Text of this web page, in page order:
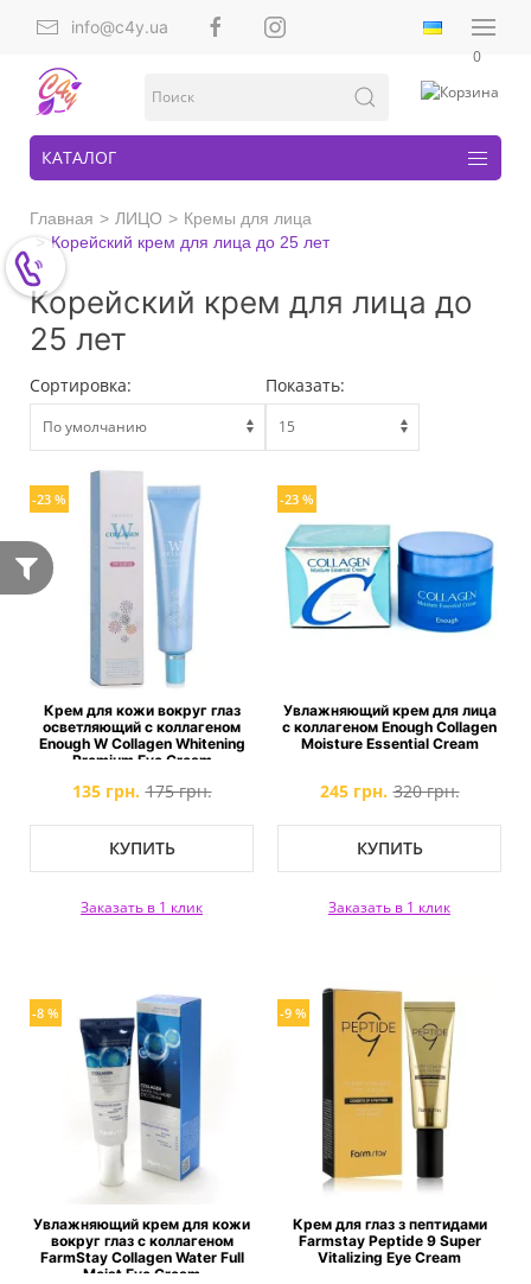
info@c4y.ua
0
КАТАЛОГ
Главная ЛИЦО
Кремы для лица
Корейский крем для лица до 25 лет
Корейский крем для лица до
25 лет
Сортировка: Показать:
-23 %
Крем для кожи вокруг глаз
осветляющий с коллагеном
Enough W Collagen Whitening
Premium Eye Cream
135 грн. 175 грн.
КУПИТЬ
Заказать в 1 клик
-23 %
Увлажняющий крем для лица
с коллагеном Enough Collagen
Moisture Essential Cream
245 грн. 320 грн.
КУПИТЬ
Заказать в 1 клик
-8 %
Увлажняющий крем для кожи
вокруг глаз с коллагеном
FarmStay Collagen Water Full
Moist Eye Cream
-9 %
Крем для глаз з пептидами
Farmstay Peptide 9 Super
Vitalizing Eye Cream